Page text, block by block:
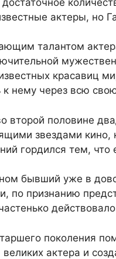
актеры, но
талантом
красавиц
нему через всю
второй половине
звездами
гордился тем, что
бывший уже в
по признанию
поколения
великих актера и